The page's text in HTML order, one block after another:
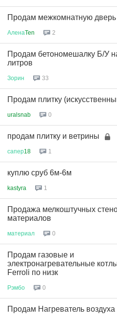
Продам межкомнатную дверь
АленаTen 2
Продам бетономешалку Б/У
литров
Зорин 33
Продам плитку
uralsnab 0
продам плитку и ветрины
сапер18 1
куплю сруб 6м-6м
kastyra 1
Продажа мелкоштучных
материалов
материал 0
Продам газовые и
электронагревательные
Ferroli по низк
Рэмбо 0
Продам Нагреватель